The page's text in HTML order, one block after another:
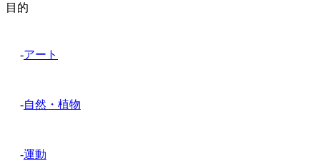
目的
-アート
-自然・植物
-運動